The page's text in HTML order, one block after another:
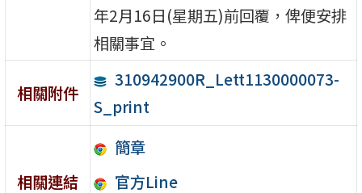
年2月16日(星期五)前回覆，俾便安排
相關事宜。
相關附件
310942900R_Lett1130000073-
S_print
相關連結
簡章
官方Line